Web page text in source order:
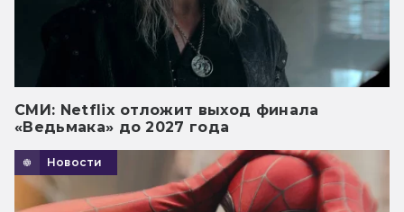
СМИ: Netflix отложит выход финала
«Ведьмака» до 2027 года
Новости